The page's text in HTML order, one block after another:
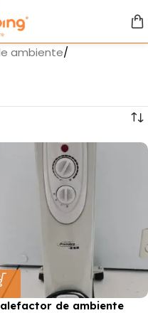
ambiente/
de ambiente